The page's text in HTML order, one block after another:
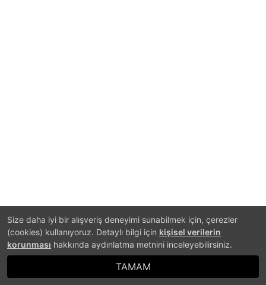
Size daha iyi bir alışveriş deneyimi sunabilmek için, çerezler
(cookies) kullanıyoruz. Detaylı bilgi için kişisel verilerin
korunması hakkında aydınlatma metnini inceleyebilirsiniz.
TAMAM